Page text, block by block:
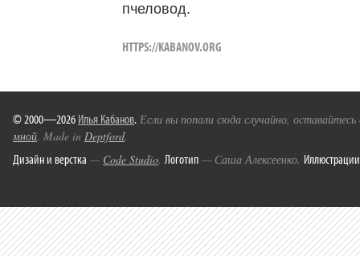
пчеловод.
HTTPS://KABANOV.ORG
© 2000—2026 Илья Кабанов. Если вы попали сюда случайно,
мной. Made in Deptford.
Дизайн и верстка — Code Studio. Логотип — Саша Алексеенко. Иллюстрации